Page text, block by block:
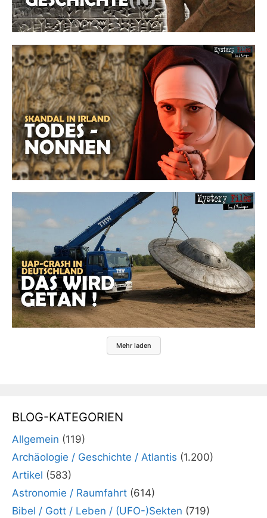
Mehr laden
BLOG-KATEGORIEN
Allgemein (119)
Archäologie / Geschichte / Atlantis (1.200)
Artikel (583)
Astronomie / Raumfahrt (614)
Bibel / Gott / Leben / (UFO-)Sekten (719)